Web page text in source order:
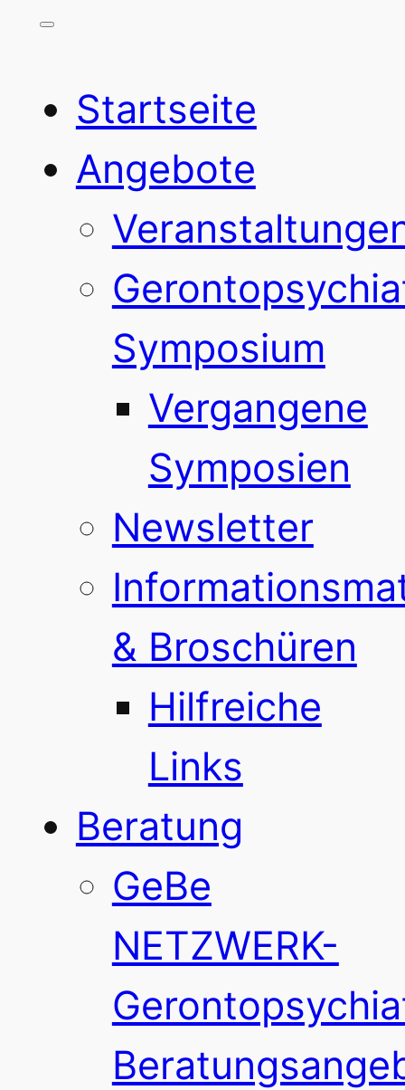
Startseite
Angebote
Symposium
Vergangene
Symposien
Newsletter
& Broschüren
Hilfreiche
Links
Beratung
GeBe
NETZWERK-